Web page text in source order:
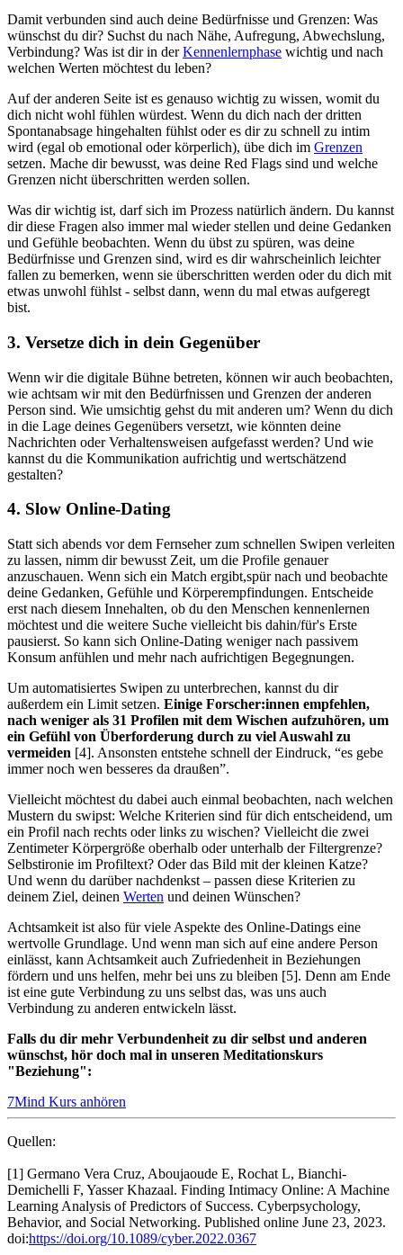
Damit verbunden sind auch deine Bedürfnisse und Grenzen: Was
wünschst du dir? Suchst du nach Nähe, Aufregung, Abwechslung,
Verbindung? Was ist dir in derKennenlernphase wichtig und nach
welchen Werten möchtest du leben?
Auf der anderen Seite ist es genauso wichtig zu wissen, womit du
dich nicht wohl fühlen würdest. Wenn du dich nach der dritten
Spontanabsage hingehalten fühlst oder es dir zu schnell zu intim
wird (egal ob emotional oder körperlich), übe dich im Grenzen
setzen. Mache dir bewusst, was deine Red Flags sind und welche
Grenzen nicht überschritten werden sollen.
Was dir wichtig ist, darf sich im Prozess natürlich ändern. Du kannst
dir diese Fragen also immer mal wieder stellen und deine Gedanken
und Gefühle beobachten. Wenn du übst zu spüren, was deine
Bedürfnisse und Grenzen sind, wird es dir wahrscheinlich leichter
fallen zu bemerken, wenn sie überschritten werden oder du dich mit
etwas unwohl fühlst - selbst dann, wenn du mal etwas aufgeregt
bist.
3. Versetze dich in dein Gegenüber
Wenn wir die digitale Bühne betreten, können wir auch beobachten,
wie achtsam wir mit den Bedürfnissen und Grenzen der anderen
Person sind. Wie umsichtig gehst du mit anderen um? Wenn du dich
in die Lage deines Gegenübers versetzt, wie könnten deine
Nachrichten oder Verhaltensweisen aufgefasst werden? Und wie
kannst du die Kommunikation aufrichtig und wertschätzend
gestalten?
4. Slow Online-Dating
Statt sich abends vor dem Fernseher zum schnellen Swipen verleiten
zu lassen, nimm dir bewusst Zeit, um die Profile genauer
anzuschauen. Wenn sich ein Match ergibt,spür nach und beobachte
deine Gedanken, Gefühle und Körperempfindungen. Entscheide
erst nach diesem Innehalten, ob du den Menschen kennenlernen
möchtest und die weitere Suche vielleicht bis dahin/für's Erste
pausierst. So kann sich Online-Dating weniger nach passivem
Konsum anfühlen und mehr nach aufrichtigen Begegnungen.
Um automatisiertes Swipen zu unterbrechen, kannst du dir
außerdem ein Limit setzen. Einige Forscher:innen empfehlen,
nach weniger als 31 Profilen mit dem Wischen aufzuhören, um
ein Gefühl von Überforderung durch zu viel Auswahl zu
vermeiden [4]. Ansonsten entstehe schnell der Eindruck, “es gebe
immer noch wen besseres da draußen”.
Vielleicht möchtest du dabei auch einmal beobachten, nach welchen
Mustern du swipst: Welche Kriterien sind für dich entscheidend, um
ein Profil nach rechts oder links zu wischen? Vielleicht die zwei
Zentimeter Körpergröße oberhalb oder unterhalb der Filtergrenze?
Selbstironie im Profiltext? Oder das Bild mit der kleinen Katze?
Und wenn du darüber nachdenkst – passen diese Kriterien zu
deinem Ziel, deinen Werten und deinen Wünschen?
Achtsamkeit ist also für viele Aspekte des Online-Datings eine
wertvolle Grundlage. Und wenn man sich auf eine andere Person
einlässt, kann Achtsamkeit auch Zufriedenheit in Beziehungen
fördern und uns helfen, mehr bei uns zu bleiben [5]. Denn am Ende
ist eine gute Verbindung zu uns selbst das, was uns auch
Verbindung zu anderen entwickeln lässt.
Falls du dir mehr Verbundenheit zu dir selbst und anderen
wünschst, hör doch mal in unseren Meditationskurs
"Beziehung":
7Mind Kurs anhören
Quellen:
[1] Germano Vera Cruz, Aboujaoude E, Rochat L, Bianchi-
Demichelli F, Yasser Khazaal. Finding Intimacy Online: A Machine
Learning Analysis of Predictors of Success. Cyberpsychology,
Behavior, and Social Networking. Published online June 23, 2023.
doi:https://doi.org/10.1089/cyber.2022.0367